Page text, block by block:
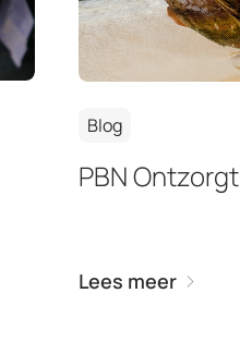
Blog
PBN Ontzorgt
Lees meer